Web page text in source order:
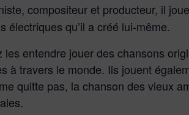
compositeur et producteur, il
électriques qu’il a créé lui-même.
entendre jouer des chansons
à travers le monde. Ils jouent
quitte pas, la chanson des vieux